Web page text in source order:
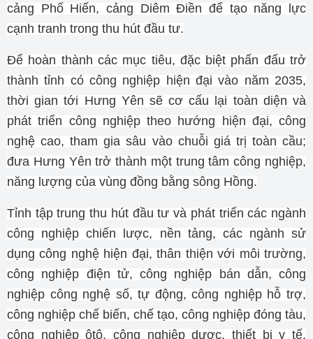
cảng Phố Hiến, cảng Diêm Điền để tạo năng lực
cạnh tranh trong thu hút đầu tư.
Để hoàn thành các mục tiêu, đặc biệt phấn đấu trở
thành tỉnh có công nghiệp hiện đại vào năm 2035,
thời gian tới Hưng Yên sẽ cơ cấu lại toàn diện và
phát triển công nghiệp theo hướng hiện đại, công
nghệ cao, tham gia sâu vào chuỗi giá trị toàn cầu;
đưa Hưng Yên trở thành một trung tâm công nghiệp,
năng lượng của vùng đồng bằng sông Hồng.
Tỉnh tập trung thu hút đầu tư và phát triển các ngành
công nghiệp chiến lược, nền tảng, các ngành sử
dụng công nghệ hiện đại, thân thiện với môi trường,
công nghiệp điện tử, công nghiệp bán dẫn, công
nghiệp công nghệ số, tự động, công nghiệp hỗ trợ,
công nghiệp chế biến, chế tạo, công nghiệp đóng tàu,
công nghiệp ôtô, công nghiệp dược, thiết bị y tế,